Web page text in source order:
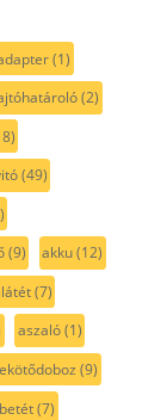
(1)
(2)
(49)
(9) akku(12)
(7)
aszaló(1)
(9)
betét(7)